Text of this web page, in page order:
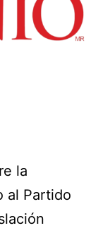
la
al Partido